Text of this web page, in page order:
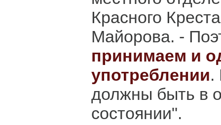
Красного
Майорова. -
принимаем и
употреблении.
должны быть в
состоянии".